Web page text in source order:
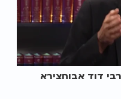
דוד אבוחצירא